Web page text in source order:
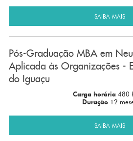
SAIBA MAIS
Pós-Graduação MBA em
Aplicada às Organizações -
do Iguaçu
Carga horária 480
Duração 12
SAIBA MAIS